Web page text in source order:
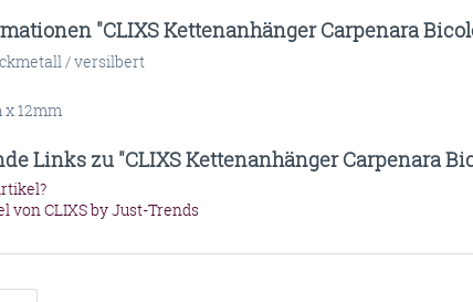
"CLIXS Kettenanhänger Carpenara
/ versilbert
x 12mm
Links zu "CLIXS Kettenanhänger Carpenara
von CLIXS by Just-Trends